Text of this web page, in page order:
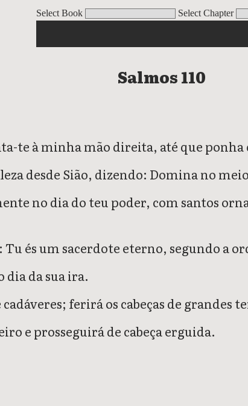
Select Book Select Chapter
Salmos 110
te à minha mão direita, até que
desde Sião, dizendo: Domina no
no dia do teu poder, com santos
Tu és um sacerdote eterno, segundo a
dia da sua ira.
ferirá os cabeças de grandes
e prosseguirá de cabeça erguida.